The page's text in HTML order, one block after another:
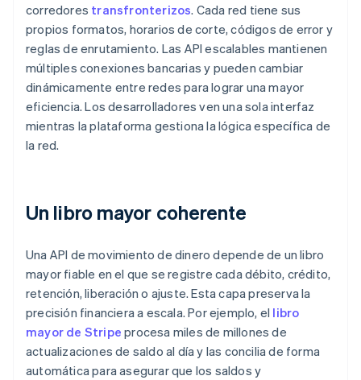
corredores transfronterizos. Cada red tiene sus
propios formatos, horarios de corte, códigos de error y
reglas de enrutamiento. Las API escalables mantienen
múltiples conexiones bancarias y pueden cambiar
dinámicamente entre redes para lograr una mayor
eficiencia. Los desarrolladores ven una sola interfaz
mientras la plataforma gestiona la lógica específica de
la red.
Un libro mayor coherente
Una API de movimiento de dinero depende de un libro
mayor fiable en el que se registre cada débito, crédito,
retención, liberación o ajuste. Esta capa preserva la
precisión financiera a escala. Por ejemplo, el libro
mayor de Stripe procesa miles de millones de
actualizaciones de saldo al día y las concilia de forma
automática para asegurar que los saldos y